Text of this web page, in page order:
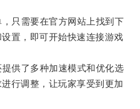
只需要在官方网站上找到下
置，即可开始快速连接游戏
供了多种加速模式和优化选
行调整，让玩家享受到更加